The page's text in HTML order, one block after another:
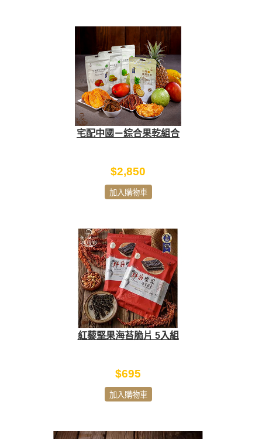
宅配中國－綜合果乾組合
$2,850
加入購物車
紅藜堅果海苔脆片 5入組
$695
加入購物車